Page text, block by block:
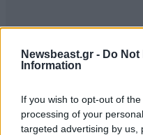
Newsbeast.gr - Do Not
Information
If you wish to opt-out of
processing of your
targeted advertising by us,